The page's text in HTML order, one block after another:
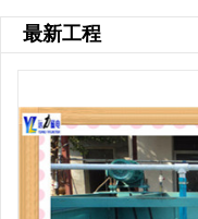
最新工程